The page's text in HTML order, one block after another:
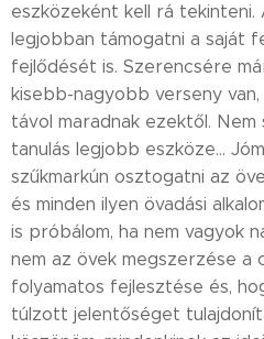
eszközeként kell rá tekinteni.
legjobban támogatni a saját
fejlődését is. Szerencsére
kisebb-nagyobb verseny
távol maradnak ezektől. Nem
tanulás legjobb eszköze...
szűkmarkún osztogatni az
és minden ilyen övadási
is próbálom, ha nem vagyok
nem az övek megszerzése a
folyamatos fejlesztése és,
túlzott jelentőséget